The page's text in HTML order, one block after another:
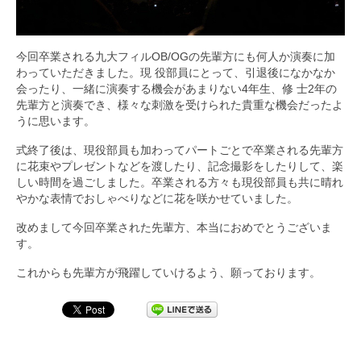
今回卒業される九大フィルOB/OGの先輩方にも何人か演奏に加
わっていただきました。現 役部員にとって、引退後になかなか
会ったり、一緒に演奏する機会があまりない4年生、修 士2年の
先輩方と演奏でき、様々な刺激を受けられた貴重な機会だったよ
うに思います。
式終了後は、現役部員も加わってパートごとで卒業される先輩方
に花束やプレゼントなどを渡したり、記念撮影をしたりして、楽
しい時間を過ごしました。卒業される方々も現役部員も共に晴れ
やかな表情でおしゃべりなどに花を咲かせていました。
改めまして今回卒業された先輩方、本当におめでとうございま
す。
これからも先輩方が飛躍していけるよう、願っております。